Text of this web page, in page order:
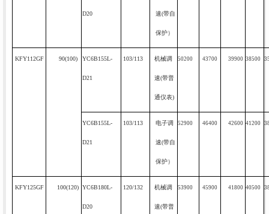
D20 速(带自
保护）
KFY112GF 90(100) YC6B155L-
D21
103/113 机械调
速(带普
通仪表)
50200 43700 39900 38500
YC6B155L-
D21
103/113 电子调
速(带自
保护）
52900 46400 42600 41200
KFY125GF 100(120) YC6B180L-
D20
120/132 机械调
速(带普
53900 45900 41800 40500